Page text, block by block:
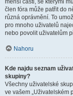
menší části, se kterými
člen fóra může patřit do
různá oprávnění. To
pro mnoho uživatelů
nebo povolit uživatelům
Nahoru
Kde najdu seznam
skupiny?
Všechny uživatelské
ve vašem „Uživatelském